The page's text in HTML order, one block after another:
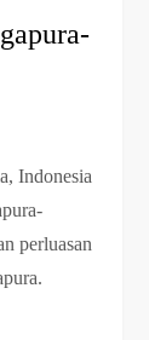
Indonesia
perluasan